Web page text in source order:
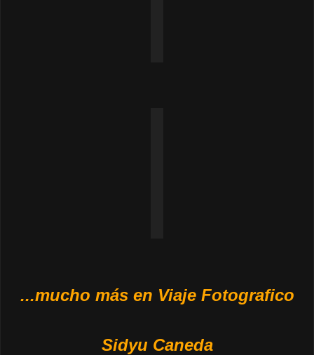
...mucho más en Viaje Fotografico
Sidyu Caneda